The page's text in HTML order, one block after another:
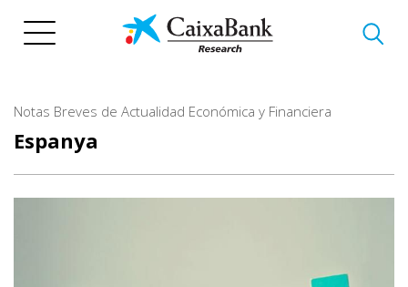
Notas Breves de Actualidad Económica y Financiera
Espanya